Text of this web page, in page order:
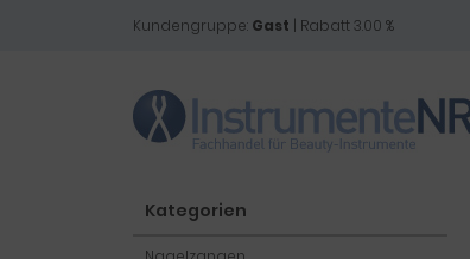
Kundengruppe: Gast | Rabatt 3.00 %
Kategorien